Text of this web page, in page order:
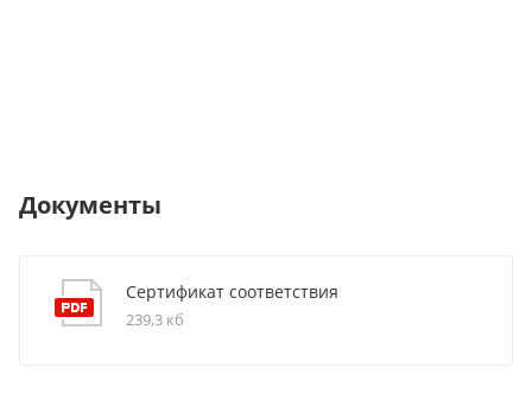
Документы
Сертификат соответствия
239,3 кб